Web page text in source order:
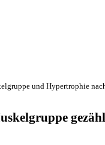
und Hypertrophie